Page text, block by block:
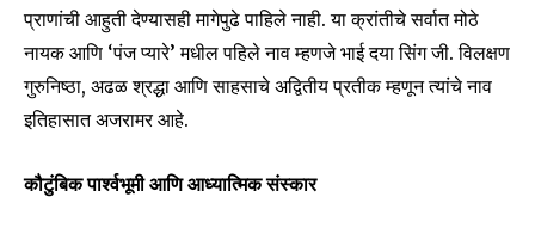
प्राणांची आहुती देण्यासही मागेपुढे पाहिले नाही. या क्रांतीचे सर्वात मोठे
नायक आणि ‘पंज प्यारे’ मधील पहिले नाव म्हणजे भाई दया सिंग जी. विलक्षण
गुरुनिष्ठा, अढळ श्रद्धा आणि साहसाचे अद्वितीय प्रतीक म्हणून त्यांचे नाव
इतिहासात अजरामर आहे.
कौटुंबिक पार्श्वभूमी आणि आध्यात्मिक संस्कार